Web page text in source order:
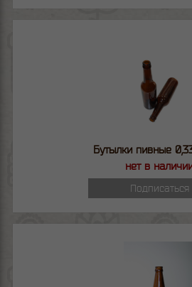
Бутылки пивные
нет в
Подписаться